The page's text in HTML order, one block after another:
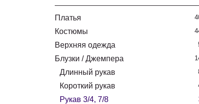
Платья
Костюмы
Верхняя одежда
Блузки / Джемпера
Длинный рукав
Короткий рукав
Рукав 3/4, 7/8